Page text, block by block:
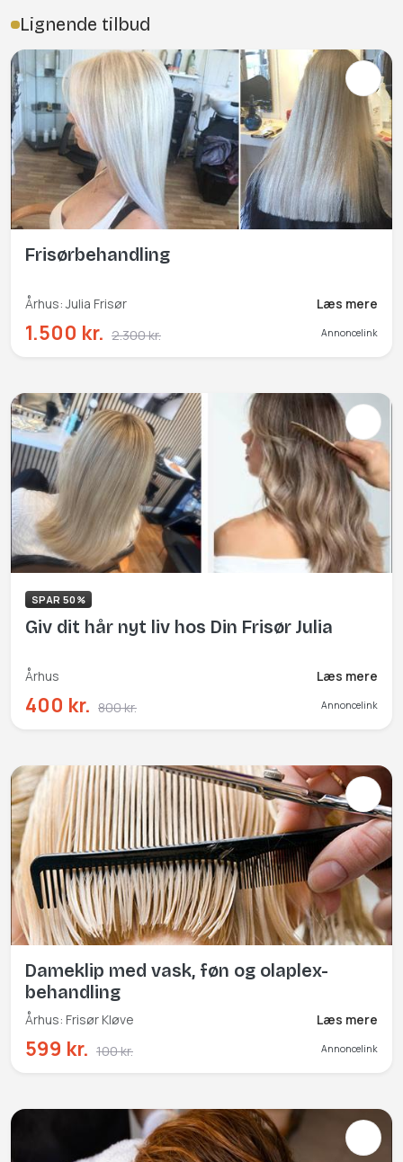
Lignende tilbud
Frisørbehandling
Århus: Julia Frisør Læs mere
1.500 kr. 2.300 kr. Annoncelink
SPAR 50%
Giv dit hår nyt liv hos Din Frisør Julia
Århus Læs mere
400 kr. 800 kr. Annoncelink
Dameklip med vask, føn og olaplex-
behandling
Århus: Frisør Kløve Læs mere
599 kr. 100 kr. Annoncelink